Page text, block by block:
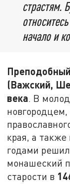
страстям.
начало и
(Важский,
века. В
края, а также
годами
монашеский
старости в